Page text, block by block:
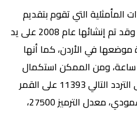
المأمثلية التي تقوم بتقديم
أغاني وبرامج للأطفال مأمثلية، وقد تم إنشائها عام 2008 على يد
في الأردن، كما أنها
تعمل ببث البرامج على مدار 24 ساعة، ومن الممكن استكمال
ومشاهدة قناة طيور الجنة على التردد التالي 11393 على القمر
الصناعي نايل سات، استقطاب عمودي، معدل الترميز 27500،